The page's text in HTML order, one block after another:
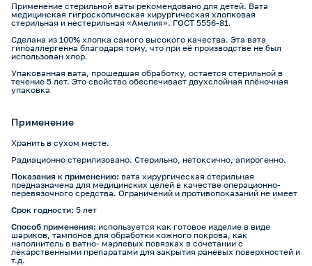
Применение стерильной ваты рекомендовано для детей. Вата
медицинская гигроскопическая хирургическая хлопковая
стерильная и нестерильная «Амелия». ГОСТ 5556-81.
Сделана из 100% хлопка самого высокого качества. Эта вата
гипоаллергенна благодаря тому, что при её производстве не был
использован хлор.
Упакованная вата, прошедшая обработку, остается стерильной в
течение 5 лет. Это свойство обеспечивает двухслойная плёночная
упаковка
Применение
Хранить в сухом месте.
Радиационно стерилизовано. Стерильно, нетоксично, апирогенно.
Показания к применению: вата хирургическая стерильная
предназначена для медицинских целей в качестве операционно-
перевязочного средства. Ограничений и противопоказаний не имеет
Срок годности: 5 лет
Способ применения: используется как готовое изделие в виде
шариков, тампонов для обработки кожного покрова, как
наполнитель в ватно- марлевых повязках в сочетании с
лекарственными препаратами для закрытия раневых поверхностей и
т.д.